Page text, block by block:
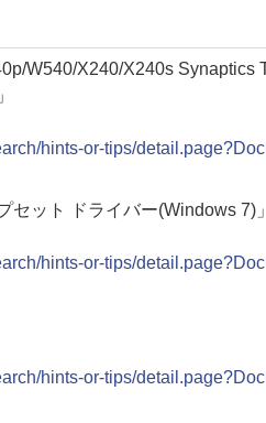
W540/X240/X240s Synaptics
hints-or-tips/
セット ドライバー(Windows 7)」
hints-or-tips/
hints-or-tips/